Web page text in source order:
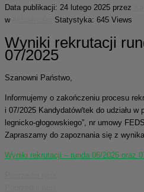
Data publikacji: 24 lutego 2025 przez
w
Statystyka: 645 Views
Wyniki rekrutacji
07/2025
Szanowni Państwo,
Informujemy o zakończeniu procesu
i 07/2025 Kandydatów/tek do udziału w
legnicko-głogowskiego”, nr umowy
Zapraszamy do zapoznania się z
Wyniki rekrutacji – runda 06/2025 oraz